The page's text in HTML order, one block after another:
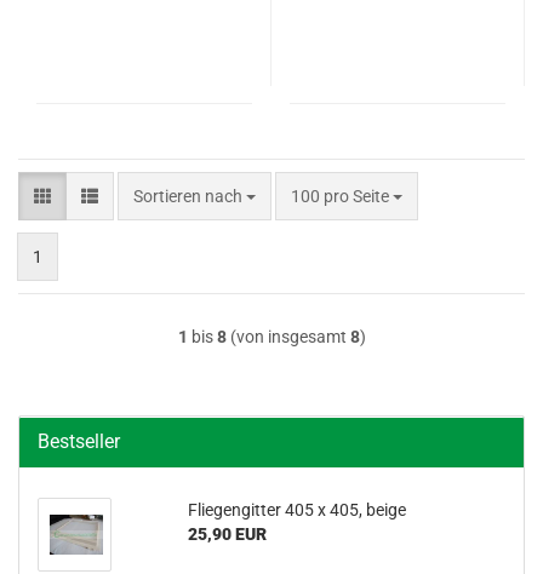
Sortieren nach
Sortieren nach 100 pro Seite
pro Seite
1
1 bis8(von insgesamt 8)
Bestseller
Flie­gen­git­ter 405 x 405, beige
25,90 EUR